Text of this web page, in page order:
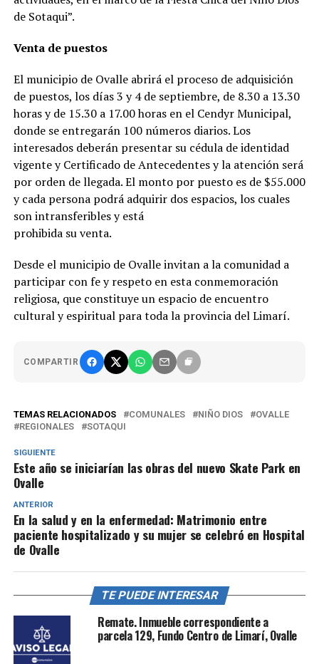
de Sotaqui”.
Venta de puestos
El municipio de Ovalle abrirá el proceso de adquisición
de puestos, los días 3 y 4 de septiembre, de 8.30 a 13.30
horas y de 15.30 a 17.00 horas en el Cendyr Municipal,
donde se entregarán 100 números diarios. Los
interesados deberán presentar su cédula de identidad
vigente y Certificado de Antecedentes y la atención será
por orden de llegada. El monto por puesto es de $55.000
y cada persona podrá adquirir dos espacios, los cuales
son intransferibles y está
prohibida su venta.
Desde el municipio de Ovalle invitan a la comunidad a
participar con fe y respeto en esta conmemoración
religiosa, que constituye un espacio de encuentro
cultural y espiritual para toda la provincia del Limarí.
COMPARTIR
TEMAS RELACIONADOS COMUNALES NIÑO DIOS
OVALLE
REGIONALES
SOTAQUI
SIGUIENTE
Este año se iniciarían las obras del nuevo Skate Park en
Ovalle
ANTERIOR
En la salud y en la enfermedad: Matrimonio entre
paciente hospitalizado y su mujer se celebró en Hospital
de Ovalle
TE PUEDE INTERESAR
Remate. Inmueble correspondiente a
parcela 129, Fundo Centro de Limarí, Ovalle